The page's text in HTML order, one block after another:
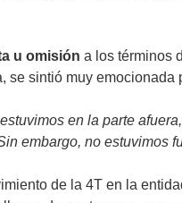
u omisión a los términos
se sintió muy emocionada
en la parte
embargo, no estuvimos
de la 4T en la